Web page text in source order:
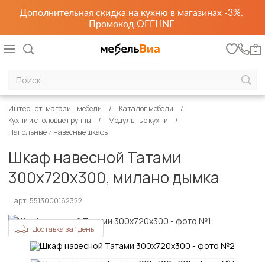
Дополнительная скидка на кухню в магазинах -3%.
Промокод OFFLINE
0
Интернет-магазин мебели
Каталог мебели
Кухни и столовые группы
Модульные кухни
Напольные и навесные шкафы
Шкаф навесной Татами
300х720х300, милано дымка
арт. 5513000162322
Доставка за 1 день